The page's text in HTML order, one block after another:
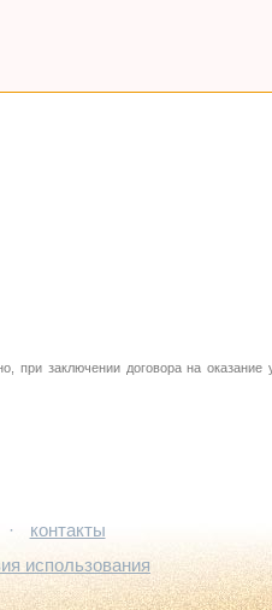
при заключении договора на оказание
·
контакты
использования